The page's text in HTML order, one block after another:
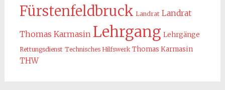
Fürstenfeldbruck Landrat Landrat
Thomas Karmasin Lehrgang Lehrgänge
Rettungsdienst Technisches Hilfswerk Thomas Karmasin
THW